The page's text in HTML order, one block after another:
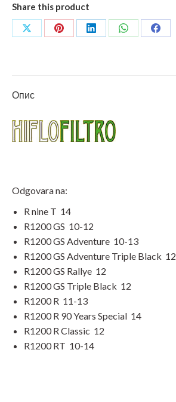
Share this product
Share
Share
Share
Share
Share
Опис
Odgovara na:
R nine T 14
R1200 GS 10-12
R1200 GS Adventure 10-13
R1200 GS Adventure Triple Black 12
R1200 GS Rallye 12
R1200 GS Triple Black 12
R1200 R 11-13
R1200 R 90 Years Special 14
R1200 R Classic 12
R1200 RT 10-14